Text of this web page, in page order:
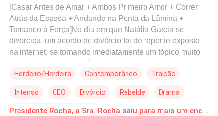
[Casar Antes de Amar + Ambos Primeiro Amor + Correr
Atrás da Esposa + Andando na Ponta da Lâmina +
Tomando à Força]No dia em que Natália Garcia se
divorciou, um acordo de divórcio foi de repente exposto
na internet, se tornando imediatamente um tópico muito
vermelha: o marido tinha disfunção sexual, incapaz de
bloqueada por alguém nas escadarias.A voz grave do
homem ressoou:- Vou provar se tenho ou não essa
Herdeiro/Herdeira Contemporâneo Traição
Intenso CEO Divórcio Rebelde Drama
Casamento por Contrato Presidente Rocha, a Sra. Rocha saiu para mais um encontro Download gratuito de Novelas Online em PDF